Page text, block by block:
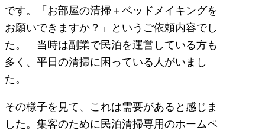
です。「お部屋の清掃＋ベッドメイキングを
お願いできますか？」というご依頼内容でし
た。 当時は副業で民泊を運営している方も
多く、平日の清掃に困っている人がいまし
た。
その様子を見て、これは需要があると感じま
した。集客のために民泊清掃専用のホームペ